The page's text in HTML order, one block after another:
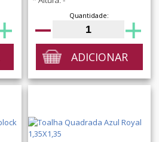
Quantidade:
ADICIONAR